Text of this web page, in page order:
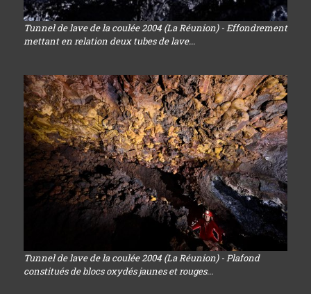
Tunnel de lave de la coulée 2004 (La Réunion) - Effondrement
mettant en relation deux tubes de lave...
Tunnel de lave de la coulée 2004 (La Réunion) - Plafond
constitués de blocs oxydés jaunes et rouges...